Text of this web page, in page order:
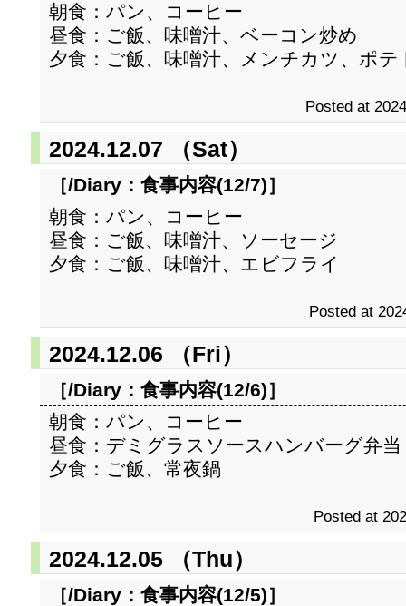
朝食：パン、コーヒー
昼食：ご飯、味噌汁、ベーコン炒め
夕食：ご飯、味噌汁、メンチカツ、ポテ
Posted at
2024.12.07 （Sat）
［/Diary： 食事内容(12/7)］
朝食：パン、コーヒー
昼食：ご飯、味噌汁、ソーセージ
夕食：ご飯、味噌汁、エビフライ
Posted at
2024.12.06 （Fri）
［/Diary： 食事内容(12/6)］
朝食：パン、コーヒー
昼食：デミグラスソースハンバーグ弁当
夕食：ご飯、常夜鍋
Posted at
2024.12.05 （Thu）
［/Diary： 食事内容(12/5)］